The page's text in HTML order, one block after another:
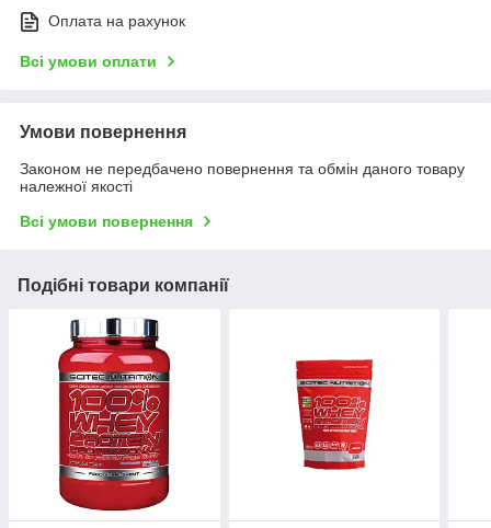
Оплата на рахунок
Всі умови оплати
Умови повернення
Законом не передбачено повернення та обмін даного товару
належної якості
Всі умови повернення
Подібні товари компанії